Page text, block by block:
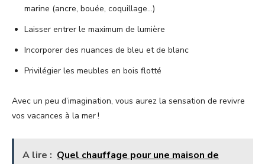
marine (ancre, bouée, coquillage…)
Laisser entrer le maximum de lumière
Incorporer des nuances de bleu et de blanc
Privilégier les meubles en bois flotté
Avec un peu d’imagination, vous aurez la sensation de revivre
vos vacances à la mer !
A lire : Quel chauffage pour une maison de